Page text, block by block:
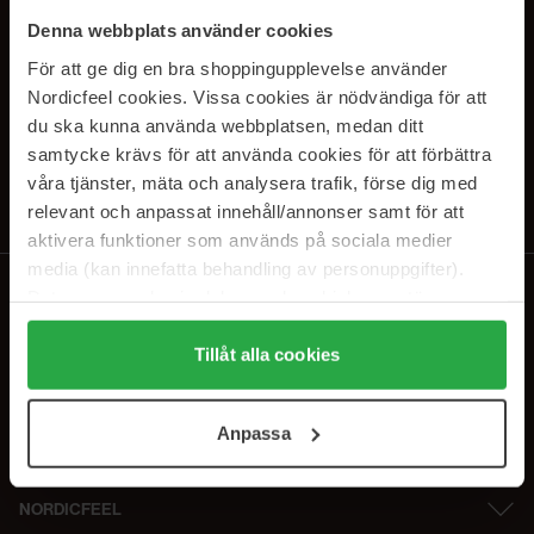
Denna webbplats använder cookies
För att ge dig en bra shoppingupplevelse använder
Nordicfeel cookies. Vissa cookies är nödvändiga för att
du ska kunna använda webbplatsen, medan ditt
samtycke krävs för att använda cookies för att förbättra
våra tjänster, mäta och analysera trafik, förse dig med
relevant och anpassat innehåll/annonser samt för att
aktivera funktioner som används på sociala medier
media (kan innefatta behandling av personuppgifter).
Genom att trycka på "Tillåt alla cookies" accepterar du
alla cookies, medan du under "Detaljer" kan anpassa
användningen av cookies. Du kan när som helst återkalla
samt vår Integritetspolicy.
Tillåt alla cookies
Anpassa
SUBSCRIBE TO OUR
NEWSLETTER
E-postadresse
Ved å abonnere godtar du vårpersonvernerklæring. Du kan melde deg
NORDICFEEL